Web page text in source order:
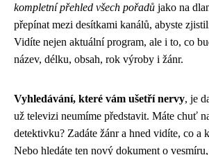
kompletní přehled všech pořadů jako na
přepínat mezi desítkami kanálů, abyste
Vidíte nejen aktuální program, ale i to, co
název, délku, obsah, rok výroby i žánr.
Vyhledávání, které vám ušetří nervy, je
už televizi neumíme představit. Máte chuť
detektivku? Zadáte žánr a hned vidíte, co a
Nebo hledáte ten nový dokument o